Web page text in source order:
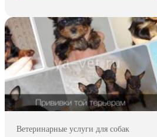
Ветеринарные услуги для собак